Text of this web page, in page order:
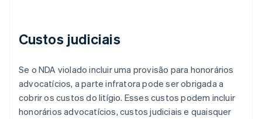
Custos judiciais
Se o NDA violado incluir uma provisão para honorários
advocatícios, a parte infratora pode ser obrigada a
cobrir os custos do litígio. Esses custos podem incluir
honorários advocatícios, custos judiciais e quaisquer